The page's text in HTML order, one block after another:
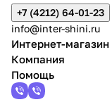
+7 (4212) 64-01-23
info@inter-shini.ru
Интернет-магазин
Компания
Помощь